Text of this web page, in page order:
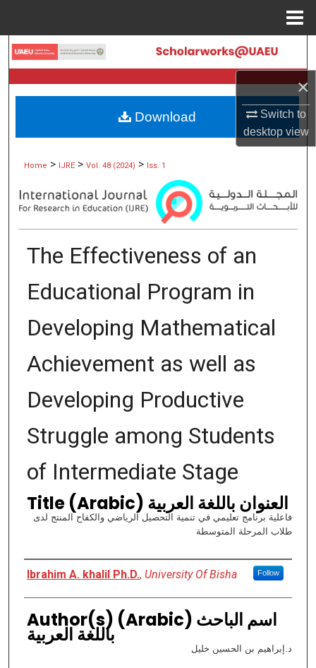
×
Switch to
desktopview
Search
Browse Collections
My Account
Digital Commons Network™
Home > IJRE > Vol. 48 (2024) > Iss. 1
The Effectiveness of an
Educational Program in
Developing Mathematical
Achievement as well as
Developing Productive
Struggle among Students
of Intermediate Stage
Title (Arabic) العنوان باللغة العربية
فاعلية برنامج تعليمي في تنمية التحصيل الرياضي والكفاح المنتج لدى
طلاب المرحلة المتوسطة
Authors
Ibrahim A. khalil Ph.D., University Of Bisha Follow
Author(s) (Arabic) اسم الباحث
باللغة العربية
د.إبراهيم بن الحسين خليل
Download